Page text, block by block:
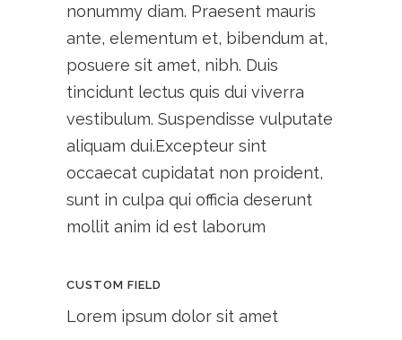
nonummy diam. Praesent mauris
ante, elementum et, bibendum at,
posuere sit amet, nibh. Duis
tincidunt lectus quis dui viverra
vestibulum. Suspendisse vulputate
aliquam dui.Excepteur sint
occaecat cupidatat non proident,
sunt in culpa qui officia deserunt
mollit anim id est laborum
CUSTOM FIELD
Lorem ipsum dolor sit amet